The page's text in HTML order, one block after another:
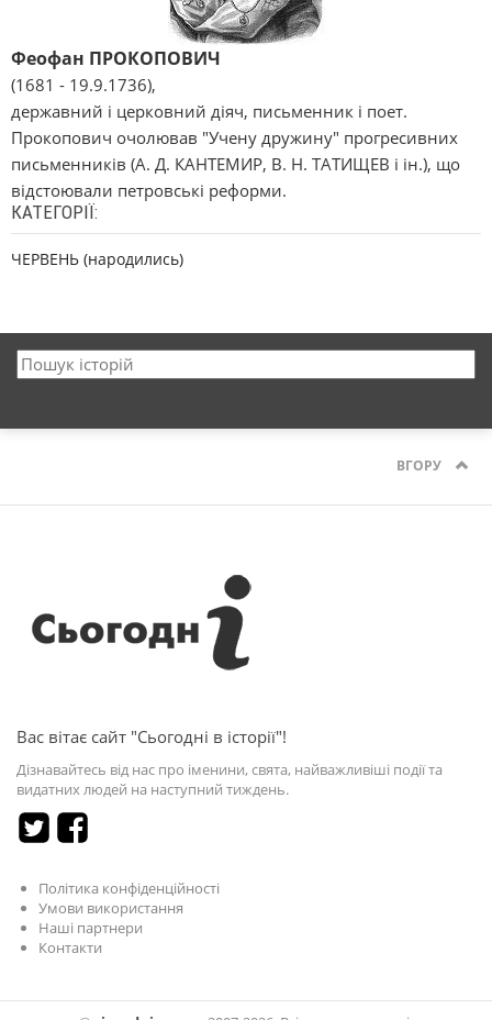
Феофан ПРОКОПОВИЧ
(1681 - 19.9.1736),
державний і церковний діяч, письменник і поет.
Прокопович очолював "Учену дружину" прогресивних
письменників (А. Д. КАНТЕМИР, В. Н. ТАТИЩЕВ і ін.), що
відстоювали петровські реформи.
КАТЕГОРІЇ:
ЧЕРВЕНЬ (народились)
ВГОРУ
Вас вітає сайт "Сьогодні в історії"!
Дізнавайтесь від нас про іменини, свята, найважливіші події та
видатних людей на наступний тиждень.
Політика конфіденційності
Умови використання
Наші партнери
Контакти